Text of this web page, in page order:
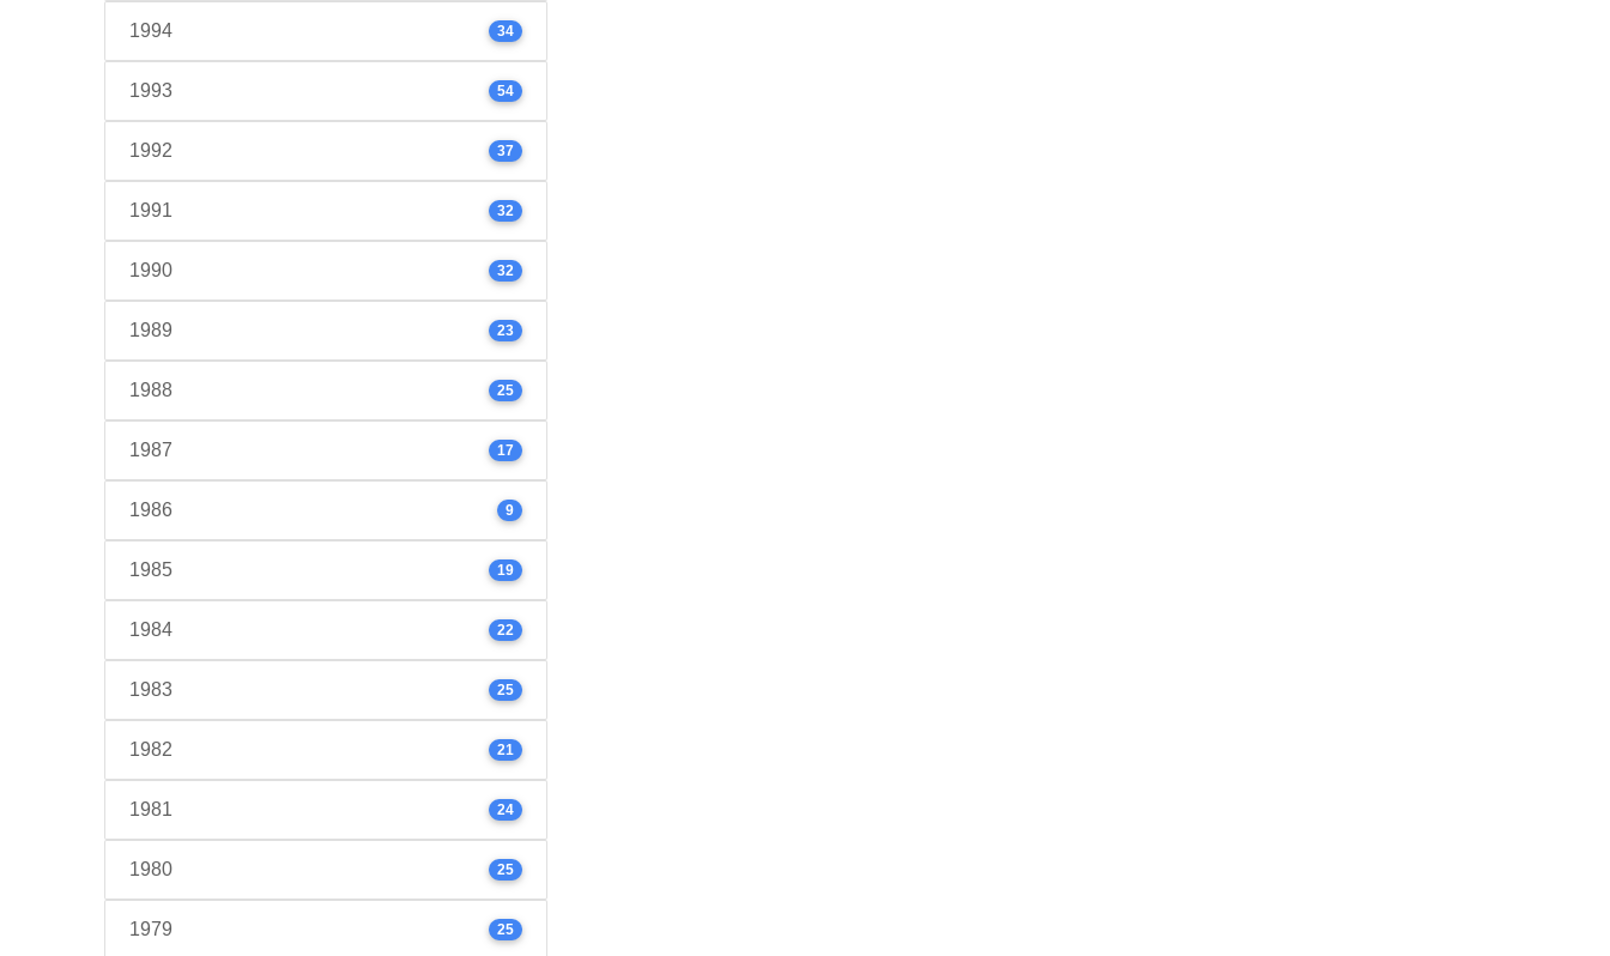
1994 34
1993 54
1992 37
1991 32
1990 32
1989 23
1988 25
1987 17
1986 9
1985 19
1984 22
1983 25
1982 21
1981 24
1980 25
1979 25